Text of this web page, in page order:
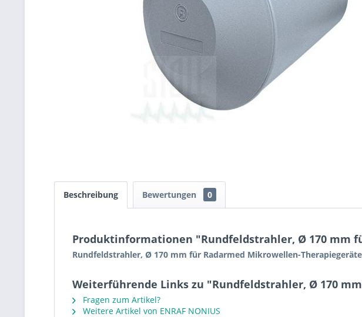
Beschreibung Bewertungen 0
Produktinformationen "Rundfeldstrahler, Ø 170 mm
Rundfeldstrahler, Ø 170 mm für Radarmed Mikrowellen-Therapiegeräte
Weiterführende Links zu "Rundfeldstrahler, Ø 170
Fragen zum Artikel?
Weitere Artikel von ENRAF NONIUS